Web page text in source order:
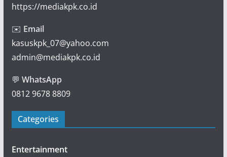
https://mediakpk.co.id
✉️ Email
kasuskpk_07@yahoo.com
admin@mediakpk.co.id
💬 WhatsApp
0812 9678 8809
Categories
Entertainment